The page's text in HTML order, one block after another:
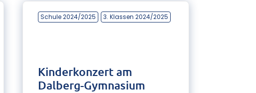
Schule 2024/2025 3. Klassen 2024/2025
Kinderkonzert am
Dalberg-Gymnasium